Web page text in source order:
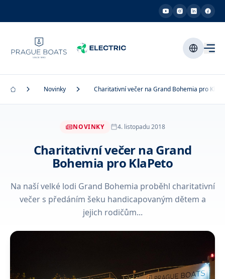
Novinky Charitativní večer na Grand Bohemia pro
NOVINKY 4. listopadu 2018
Charitativní večer na Grand
Bohemia pro KlaPeto
Na naší velké lodi Grand Bohemia proběhl charitativní
večer s předáním šeku handicapovaným dětem a
jejich rodičům...